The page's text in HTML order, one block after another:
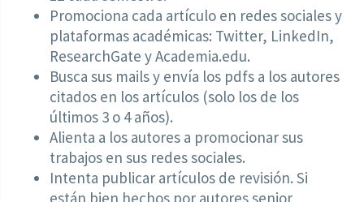
Promociona cada artículo en redes sociales y
plataformas académicas: Twitter, LinkedIn,
ResearchGate y Academia.edu.
Busca sus mails y envía los pdfs a los autores
citados en los artículos (solo los de los
últimos 3 o 4 años).
Alienta a los autores a promocionar sus
trabajos en sus redes sociales.
Intenta publicar artículos de revisión. Si
están bien hechos por autores senior